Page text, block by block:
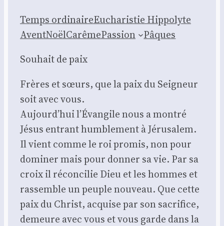
Temps ordi­naireEucha­ris­tie Hip­po­lyte
AventNoëlCarêmePas­sion
Pâques
Sou­hait de paix
Frères et sœurs, que la paix du Sei­gneur
soit avec vous.
Aujourd’hui l’Évangile nous a mon­tré
Jésus entrant hum­ble­ment à Jéru­sa­lem.
Il vient comme le roi pro­mis, non pour
domi­ner mais pour don­ner sa vie. Par sa
croix il récon­ci­lie Dieu et les hommes et
ras­semble un peuple nou­veau. Que cette
paix du Christ, acquise par son sacri­fice,
demeure avec vous et vous garde dans la